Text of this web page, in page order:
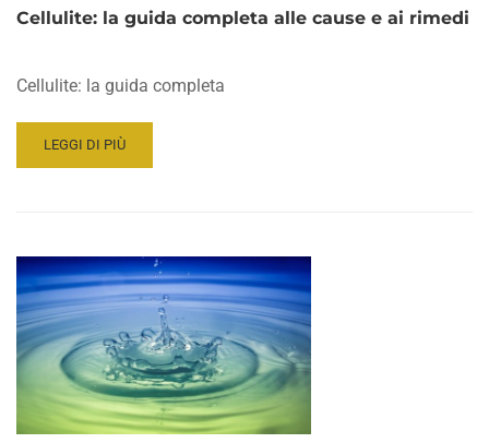
Cellulite: la guida completa alle cause e ai rimedi
Cellulite: la guida completa
READ
MORE
COMPLETA
ALLE
CAUSE
E
RIMEDI
LEGGI DI PIÙ